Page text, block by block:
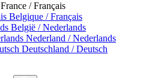
France / Français
Belgique / Français
België / Nederlands
Nederland / Nederlands
Deutschland / Deutsch